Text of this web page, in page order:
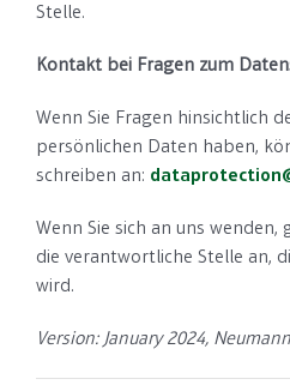
Stelle.
Kontakt bei Fragen zum
Wenn Sie Fragen hinsichtlich
persönlichen Daten haben,
schreiben an:
Wenn Sie sich an uns
die verantwortliche Stelle an,
wird.
Version: January 2024,